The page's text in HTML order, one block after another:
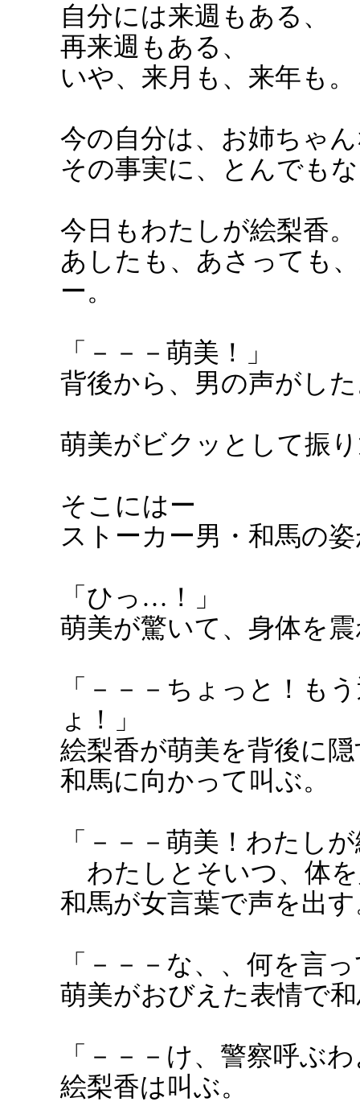
自分には来週もある、
再来週もある、
いや、来月も、来年も。
今の自分は、お姉ちゃ
その事実に、とんでも
今日もわたしが絵梨香。
あしたも、あさっても
ー。
「－－－萌美！」
背後から、男の声がし
萌美がビクッとして振
そこにはー
ストーカー男・和馬の
「ひっ…！」
萌美が驚いて、身体を
「－－－ちょっと！も
ょ！」
絵梨香が萌美を背後に
和馬に向かって叫ぶ。
「－－－萌美！わたし
わたしとそいつ、体
和馬が女言葉で声を出
「－－－な、、何を言
萌美がおびえた表情で
「－－－け、警察呼ぶ
絵梨香は叫ぶ。